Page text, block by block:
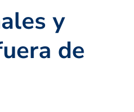
y
de